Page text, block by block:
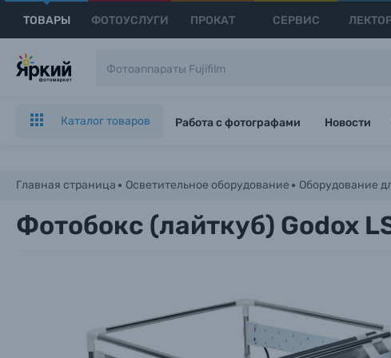
ТОВАРЫ ФОТОУСЛУГИ ПРОКАТ СЕРВИС
Каталог товаров Работа с фотографами Новости
Главная страница Осветительное оборудование Оборудование
Фотобокс (лайткуб) Godox